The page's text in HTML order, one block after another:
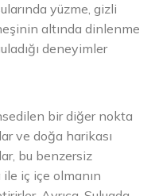
yüzme, gizli
altında dinlenme
deneyimler
bir diğer nokta
ve doğa harikası
bu benzersiz
iç içe olmanın